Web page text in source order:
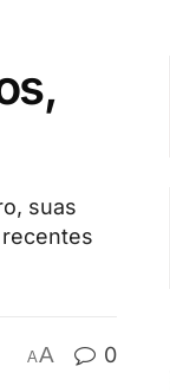
suas
AA 0